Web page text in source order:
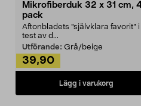
Mikrofiberduk 32 x 31 cm,
pack
Aftonbladets "självklara favorit” i
test av d...
Utförande: Grå/beige
39,90
Lägg i varukorg